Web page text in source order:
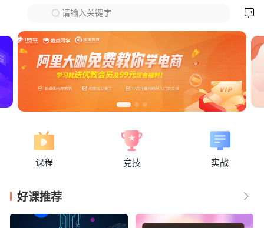
请输入关键字 
课程 竞技 实战
下拉刷新
好课推荐 